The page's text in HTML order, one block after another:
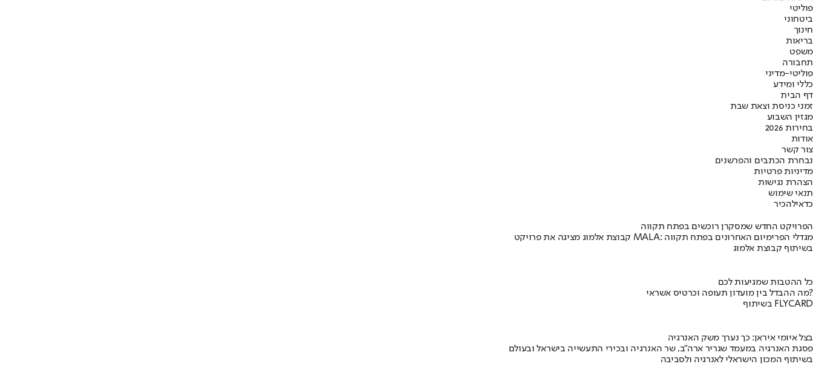
פוליטי
ביטחוני
חינוך
בריאות
משפט
תחבורה
פוליטי-מדיני
כללי ומידע
דף הבית
זמני כניסת וצאת שבת
מגזין השבוע
בחירות 2026
אודות
צור קשר
נבחרת הכתבים והפרשנים
מדיניות פרטיות
הצהרת נגישות
תנאי שימוש
כדאילהכיר
הפרויקט החדש שמסקרן רוכשים בפתח תקווה
קבוצת אלמוג מציגה את פרויקט MALA: מגדלי הפרימיום האחרונים בפתח תקווה
בשיתוף קבוצת אלמוג
כל ההטבות שמגיעות לכם
מה ההבדל בין מועדון תעופה וכרטיס אשראי?
בשיתוף FLYCARD
בצל איומי איראן: כך נערך משק האנרגיה
פסגת האנרגיה במעמד שגריר ארה"ב, שר האנרגיה ובכירי התעשייה בישראל ובעולם
בשיתוף המכון הישראלי לאנרגיה ולסביבה